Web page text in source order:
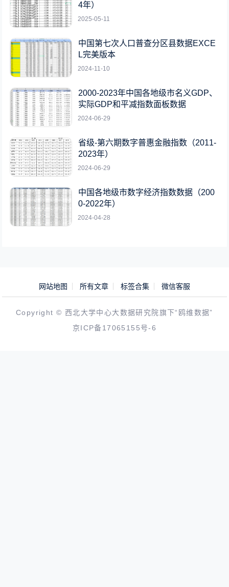
4年）
2025-05-11
中国第七次人口普查分区县数据EXCE
L完美版本
2024-11-10
2000-2023年中国各地级市名义GDP、
实际GDP和平减指数面板数据
2024-06-29
省级-第六期数字普惠金融指数（2011-
2023年）
2024-06-29
中国各地级市数字经济指数数据（200
0-2022年）
2024-04-28
网站地图 所有文章 标签合集 微信客服
Copyright © 西北大学中心大数据研究院旗下“鸥维数据”
京ICP备17065155号-6